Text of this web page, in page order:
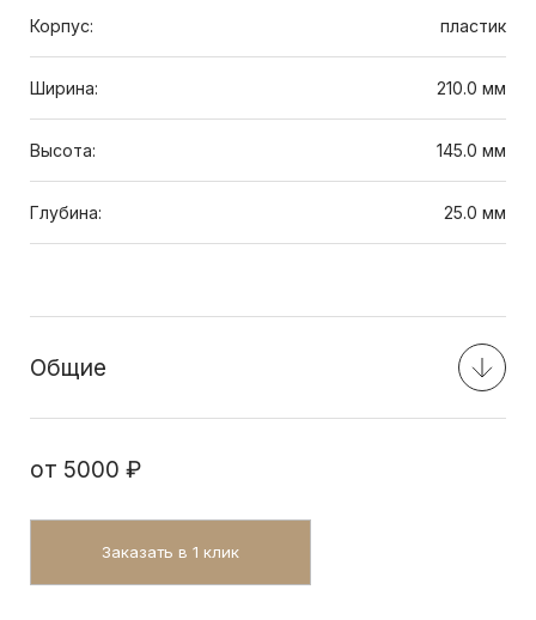
Корпус: пластик
Ширина: 210.0 мм
Высота: 145.0 мм
Глубина: 25.0 мм
Общие
от 5000 ₽
Заказать в 1 клик